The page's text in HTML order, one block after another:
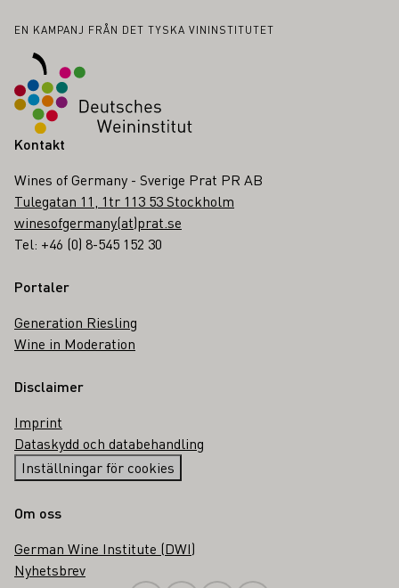
Sidfot
EN KAMPANJ FRÅN DET TYSKA VININSTITUTET
Kontakt
Wines of Germany - Sverige Prat PR AB
Tulegatan 11, 1tr 113 53 Stockholm
winesofgermany(at)prat.se
Tel: +46 (0) 8-545 152 30
Portaler
Generation Riesling
Wine in Moderation
Disclaimer
Imprint
Dataskydd och databehandling
Inställningar för cookies
Om oss
German Wine Institute (DWI)
Nyhetsbrev